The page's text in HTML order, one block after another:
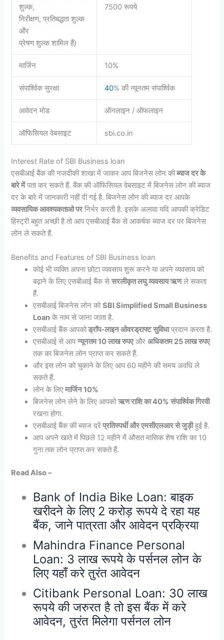
शुल्क,
निरीक्षण, प्रतिबद्धता शुल्क
और
प्रेषण शुल्क शामिल हैं)
7500 रूपये
मार्जिन 10%
संपार्श्विक सुरक्षा 40% की न्यूनतम संपार्श्विक
आवेदन मोड ऑनलाइन / ऑफलाइन
ऑफिसियल वेबसाइट sbi.co.in
Interest Rate of SBI Business loan
एसबीआई बैंक की नजदीकी शाखा में जाकर आप बिजनेस लोन कीब्याज दर के
बारे मेंपता कर सकते हैं. बैंक की ऑफिसियल वेबसाइट में बिजनेस लोन की ब्याज
दर के बारे में जानकारी नहीं दी गई है. बिजनेस लोन की ब्याज दर आपके
व्यवसायिक आवश्यकताओ परनिर्भर करती है. इसके अलावा यदि आपकी क्रेडिट
हिस्ट्री बहुत अच्छी है तो आप एसबीआई बैंक से आकर्षक ब्याज दर पर बिजनेस
लोन ले सकते हैं.
Benefits and Features of SBI Business loan
कोई भी व्यक्ति अपना छोटा व्यवसाय शुरू करने या अपने व्यवसाय को
बढ़ाने के लिए एसबीआई बैंक सेसरलीकृत लघु व्यवसाय ऋणले सकता
हैं.
एसबीआई बिजनेस लोन कोSBI Simplified Small Business
Loan के नाम से जाना जाता है.
एसबीआई बैंक आपकोड्रॉप-लाइन ओवरड्राफ्ट सुविधाप्रदान करता है.
एसबीआई से आपन्यूनतम 10 लाख रुपएऔरअधिकतम 25 लाख रुपए
तक का बिजनेस लोन प्राप्त कर सकते हैं.
और इस लोन को चुकाने के लिए आप 60 महीने की समय अवधि ले
सकते हैं.
लोन के लिएमार्जिन 10%
बिजनेस लोन लेने के लिए आपकोऋण राशि का 40% संपार्श्विक गिरवी
रखना होगा.
एसबीआई बैंक की ब्याज दरेंप्रतिस्पर्धी और एमसीएलआर से जुड़ीहुई है.
आप अपने खाते में पिछले 12 महीने में औसत मासिक शेष राशि का 10
गुना तक लोन प्राप्त कर सकते हैं.
Read Also –
Bank of India Bike Loan: बाइक
खरीदने के लिए 2 करोड़ रूपये दे रहा यह
बैंक, जाने पात्रता और आवेदन प्रक्रिया
Mahindra Finance Personal
Loan: 3 लाख रूपये के पर्सनल लोन के
लिए यहाँ करे तुरंत आवेदन
Citibank Personal Loan: 30 लाख
रूपये की जरुरत है तो इस बैंक में करे
आवेदन, तुरंत मिलेगा पर्सनल लोन